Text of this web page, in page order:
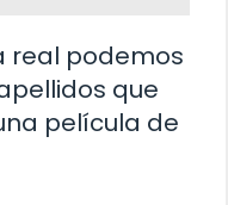
real podemos
que
película de